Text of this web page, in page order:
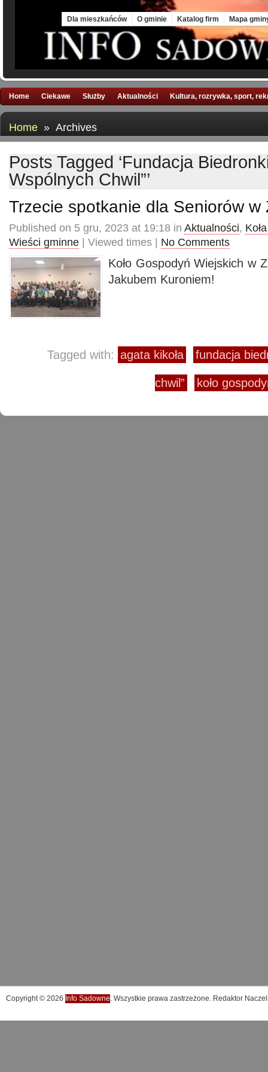
Dla mieszkańców O gminie Katalog firm Mapa
Home Ciekawe Służby Aktualności Kultura, rozrywka, sport,
Home » Archives
Posts Tagged ‘Fundacja
Wspólnych Chwil”’
Trzecie spotkanie dla Seniorów w
Published on 5 gru, 2023 at 19:18 in Aktualności,
Wieści gminne | Viewed times | No Comments
Koło Gospodyń Wiejskich w
Jakubem Kuroniem!
Tagged with: agata kikoła fundacja
chwil” koło
Copyright © 2026 Info Sadowne. Wszystkie prawa zastrzeżone. Redaktor